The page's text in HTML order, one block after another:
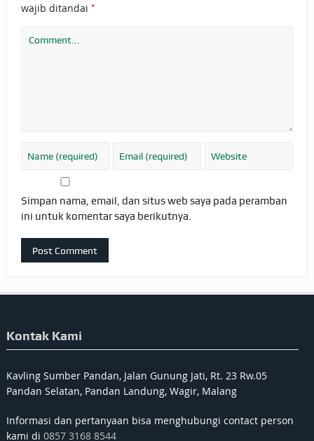
wajib ditandai *
Simpan nama, email, dan situs web saya pada peramban
ini untuk komentar saya berikutnya.
Kontak Kami
Kavling Sumber Pandan, Jalan Gunung Jati, Rt. 23 Rw.05
Pandan Selatan, Pandan Landung, Wagir, Malang
Informasi dan pertanyaan bisa menghubungi contact person
kami di 0857 3168 8544